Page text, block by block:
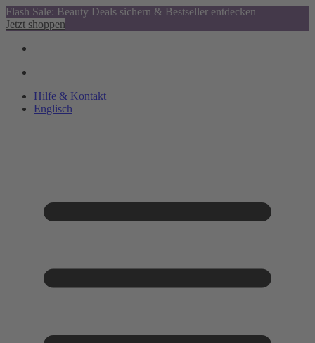
Flash Sale: Beauty Deals sichern & Bestseller entdecken
Jetzt shoppen
Hilfe & Kontakt
Englisch